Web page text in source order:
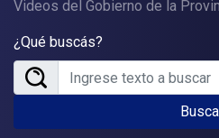
Videos del Gobierno de la
¿Qué buscás?